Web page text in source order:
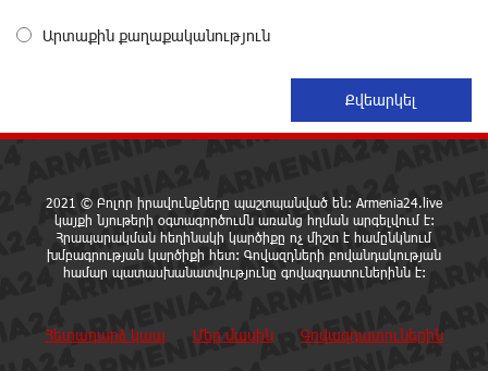
Ընդդիմությունը պետք է օր առաջ համախմբվի այս
Մանվելյան
Դուք ու ձեր անտաղանդ շոուները ոչ ավելին են,
քան անհաջող ու չստացված դերասանի թատրոն.
Աննա Կոստանյան
Միայն հանրային մեծ աջակցության պարագայում
Արտաքին քաղաքականություն
2021 © Բոլոր իրավունքները պաշտպանված են: Armenia24.live
կայքի նյութերի օգտագործումն առանց հղման արգելվում է:
Հրապարակման հեղինակի կարծիքը ոչ միշտ է համընկնում
խմբագրության կարծիքի հետ: Գովազդների բովանդակության
համար պատասխանատվությունը գովազդատուներինն է:
Հետադարձ կապ Մեր մասին Գովազդատուներին